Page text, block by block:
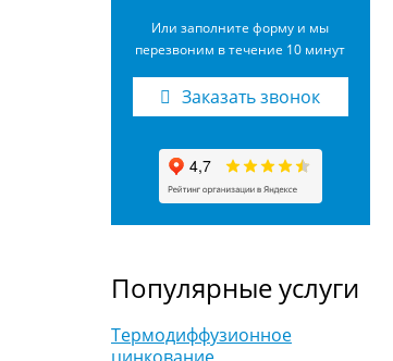
Или заполните форму и мы
перезвоним в течение 10 минут
Заказать звонок
Популярные услуги
Термодиффузионное